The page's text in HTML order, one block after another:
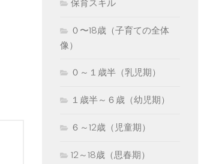
保育スキル
０〜18歳（子育ての全体
像）
０～１歳半（乳児期）
１歳半～６歳（幼児期）
６～12歳（児童期）
12～18歳（思春期）